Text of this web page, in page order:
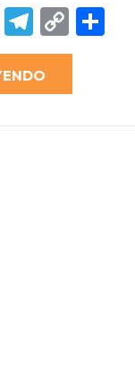
WhatsApp
Telegram
Copy
Link